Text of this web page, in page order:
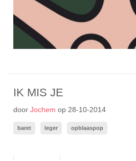
IK MIS JE
doorJochem op 28-10-2014
baret leger opblaaspop